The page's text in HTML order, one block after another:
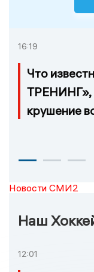
16:19
Что
ТРЕНИНГ»,
крушение
Новости СМИ2
Наш
12:01